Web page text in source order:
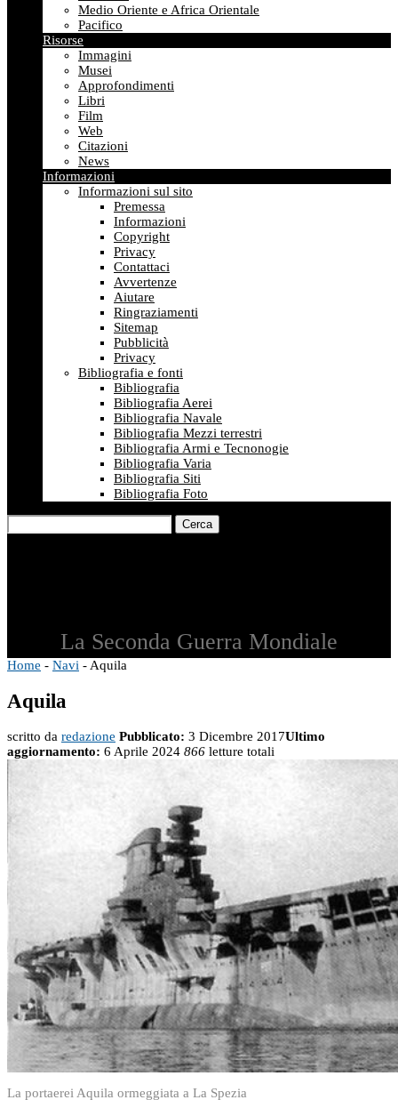
Medio Oriente e Africa Orientale
Pacifico
Risorse
Immagini
Musei
Approfondimenti
Libri
Film
Web
Citazioni
News
Informazioni
Informazioni sul sito
Premessa
Informazioni
Copyright
Privacy
Contattaci
Avvertenze
Aiutare
Ringraziamenti
Sitemap
Pubblicità
Privacy
Bibliografia e fonti
Bibliografia
Bibliografia Aerei
Bibliografia Navale
Bibliografia Mezzi terrestri
Bibliografia Armi e Tecnonogie
Bibliografia Varia
Bibliografia Siti
Bibliografia Foto
Cerca
La Seconda Guerra Mondiale
Home - Navi - Aquila
Aquila
scritto da redazione Pubblicato: 3 Dicembre 2017Ultimo
aggiornamento: 6 Aprile 2024 866 letture totali
La portaerei Aquila ormeggiata a La Spezia